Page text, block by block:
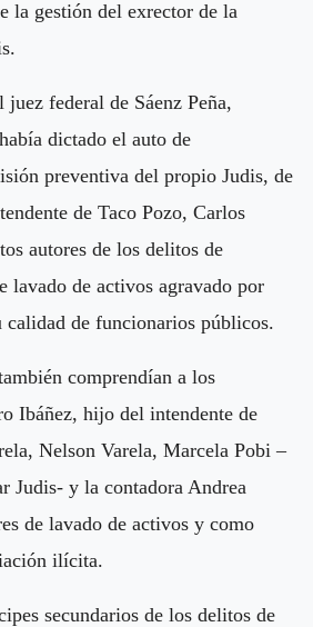
la gestión del exrector de la
federal de Sáenz Peña,
dictado el auto de
preventiva del propio Judis, de
de Taco Pozo, Carlos
autores de los delitos de
lavado de activos agravado por
de funcionarios públicos.
comprendían a los
Ibáñez, hijo del intendente de
Nelson Varela, Marcela Pobi –
Judis- y la contadora Andrea
de lavado de activos y como
ilícita.
secundarios de los delitos de